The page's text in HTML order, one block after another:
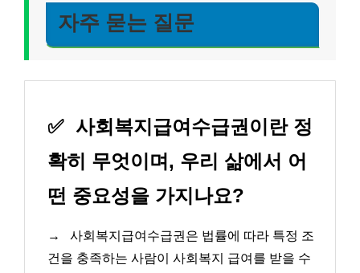
자주 묻는 질문
✅ 사회복지급여수급권이란 정
확히 무엇이며, 우리 삶에서 어
떤 중요성을 가지나요?
→
사회복지급여수급권은 법률에 따라 특정 조
건을 충족하는 사람이 사회복지 급여를 받을 수